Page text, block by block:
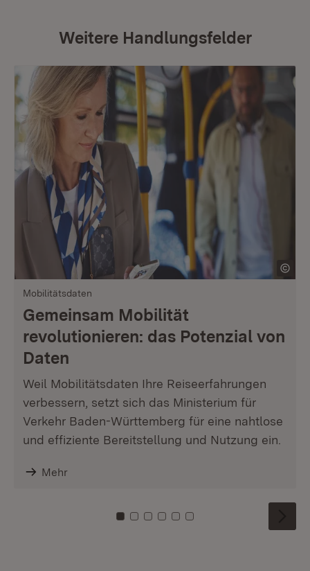
Weitere Handlungsfelder
Mobilitätsdaten
Gemeinsam Mobilität
revolutionieren: das Potenzial von
Daten
Weil Mobilitätsdaten Ihre Reiseerfahrungen
verbessern, setzt sich das Ministerium für
Verkehr Baden-Württemberg für eine nahtlose
und effiziente Bereitstellung und Nutzung ein.
Mehr
Zu Kachel: 0
Zu Kachel: 1
Zu Kachel: 2
Zu Kachel: 3
Zu Kachel: 4
Zu Kachel: 5